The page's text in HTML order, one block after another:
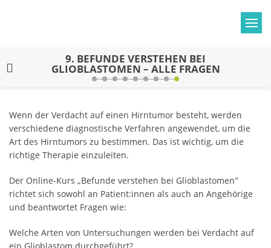
9. BEFUNDE VERSTEHEN BEI
GLIOBLASTOMEN – ALLE FRAGEN
Wenn der Verdacht auf einen Hirntumor besteht, werden
verschiedene diagnostische Verfahren angewendet, um die
Art des Hirntumors zu bestimmen. Das ist wichtig, um die
richtige Therapie einzuleiten.
Der Online-Kurs „Befunde verstehen bei Glioblastomen“
richtet sich sowohl an Patient:innen als auch an Angehörige
und beantwortet Fragen wie:
Welche Arten von Untersuchungen werden bei Verdacht auf